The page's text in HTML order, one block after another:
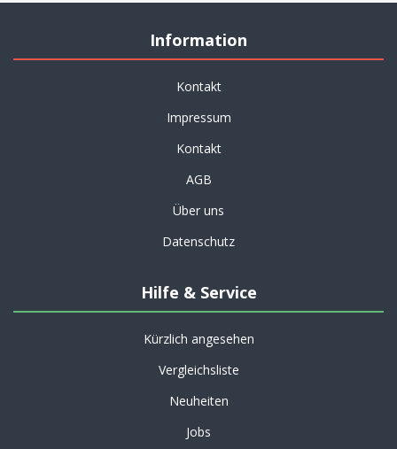
Information
Kontakt
Impressum
Kontakt
AGB
Über uns
Datenschutz
Hilfe & Service
Kürzlich angesehen
Vergleichsliste
Neuheiten
Jobs